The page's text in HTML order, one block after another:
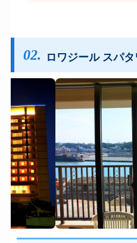
02. ロワジール スパ